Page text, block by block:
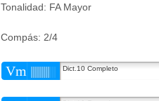
Tonalidad: FA Mayor
Compás: 2/4
Vm Dict.10 Completo